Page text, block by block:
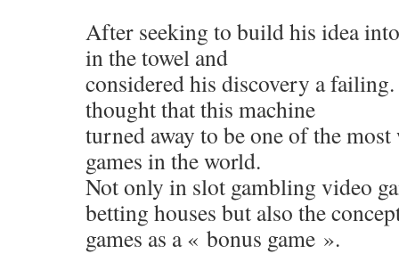
After seeking to build his idea
in the towel and
considered his discovery a
thought that this machine
turned away to be one of the
games in the world.
Not only in slot gambling video
betting houses but also the
games as a « bonus game ».